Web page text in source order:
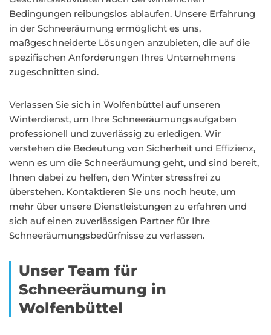
Bedingungen reibungslos ablaufen. Unsere Erfahrung
in der Schneeräumung ermöglicht es uns,
maßgeschneiderte Lösungen anzubieten, die auf die
spezifischen Anforderungen Ihres Unternehmens
zugeschnitten sind.
Verlassen Sie sich in Wolfenbüttel auf unseren
Winterdienst, um Ihre Schneeräumungsaufgaben
professionell und zuverlässig zu erledigen. Wir
verstehen die Bedeutung von Sicherheit und Effizienz,
wenn es um die Schneeräumung geht, und sind bereit,
Ihnen dabei zu helfen, den Winter stressfrei zu
überstehen. Kontaktieren Sie uns noch heute, um
mehr über unsere Dienstleistungen zu erfahren und
sich auf einen zuverlässigen Partner für Ihre
Schneeräumungsbedürfnisse zu verlassen.
Unser Team für
Schneeräumung in
Wolfenbüttel